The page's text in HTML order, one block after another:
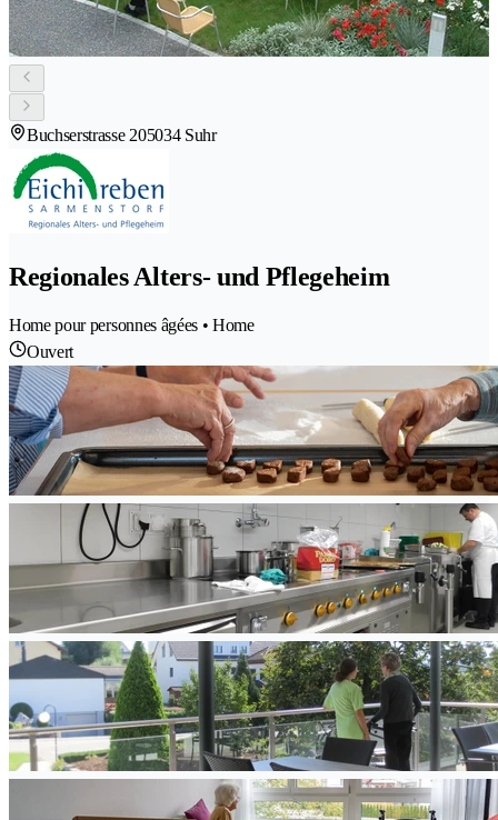
Buchserstrasse 205034 Suhr
Regionales Alters- und Pflegeheim
Home pour personnes âgées • Home
Ouvert